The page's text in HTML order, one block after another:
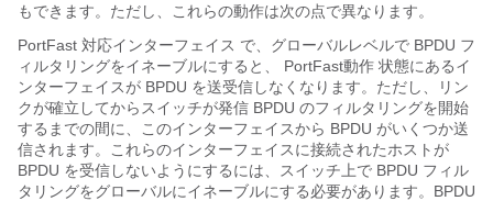
もできます。ただし、これらの動作は次の点で異なります。
PortFast 対応インターフェイス で、グローバルレベルで BPDU フ
ィルタリングをイネーブルにすると、 PortFast動作 状態にあるイ
ンターフェイスが BPDU を送受信しなくなります。ただし、リン
クが確立してからスイッチが発信 BPDU のフィルタリングを開始
するまでの間に、このインターフェイスから BPDU がいくつか送
信されます。これらのインターフェイスに接続されたホストが
BPDU を受信しないようにするには、スイッチ上で BPDU フィル
タリングをグローバルにイネーブルにする必要があります。BPDU